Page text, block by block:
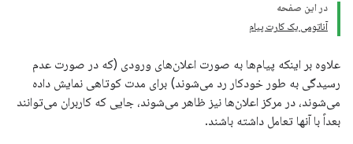
در این صفحه
آناتومی یک کارت پیام
علاوه بر اینکه پیام‌ها به صورت اعلان‌های ورودی (که در صورت عدم
رسیدگی به طور خودکار رد می‌شوند) برای مدت کوتاهی نمایش داده
می‌شوند، در مرکز اعلان‌ها نیز ظاهر می‌شوند، جایی که کاربران می‌توانند
بعداً با آنها تعامل داشته باشند.